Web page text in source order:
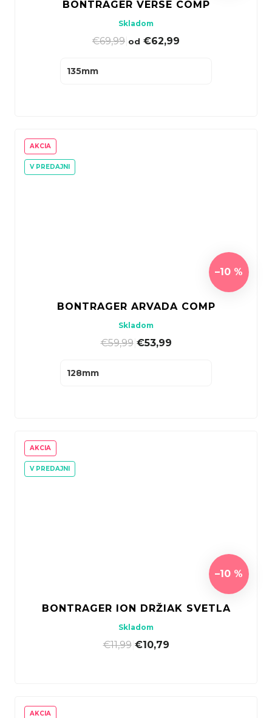
BONTRAGER VERSE COMP
Skladom
€69,99 od €62,99
135mm
AKCIA
V PREDAJNI
–10 %
BONTRAGER ARVADA COMP
Skladom
€59,99| €53,99
128mm
AKCIA
V PREDAJNI
–10 %
BONTRAGER ION DRŽIAK SVETLA
Skladom
€11,99| €10,79
AKCIA